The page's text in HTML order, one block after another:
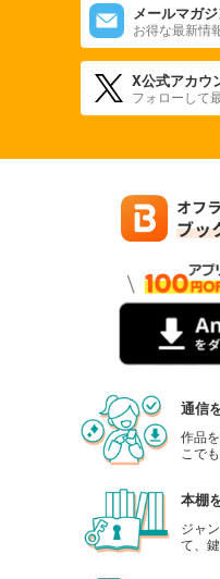
メールマガ
お得な最新情
X公式アカウ
フォローして
通信
作品
こで
本棚
ジャ
て、